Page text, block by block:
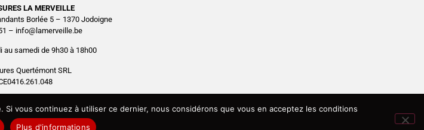
LA MERVEILLE
Borlée 5 – 1370 Jodoigne
– info@lamerveille.be
au samedi de 9h30 à 18h00
Quertémont SRL
parAGENCE2D
vous continuez à utiliser ce dernier, nous considérons que vous en acceptez les conditions
Plus d'informations